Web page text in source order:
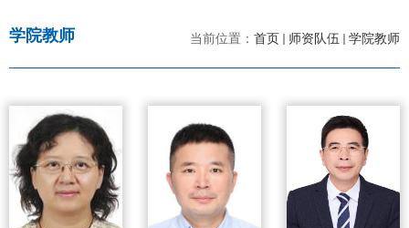
当前位置： 首页 师资队伍 学院教师
学院教师